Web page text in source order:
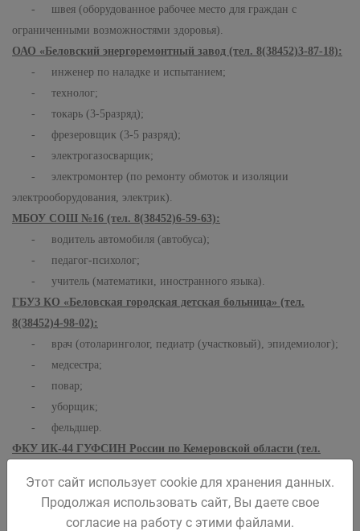
- швея (оборудованное рабочее место для граждан с
ограниченными возможностями здоровья).
ОАО «Беловский энергоремонтный завод (тел. 8(38452)3-87-18):
- инженер по наладке и испытанием;
- технолог;
- токарь (3-5разряд);
- фрезеровщик (3-5 разряд);
- электрогазосварщик;
- электромонтер (по ремонту обмоток и изоляции
электрооборудования, электрик).
МБОУ СОШ №16 (тел. 8(38452)6-59-63):
- водитель автомобиля (автобуса);
- педагог-психолог;
- учитель (математики, иностранного языка).
ГБУЗ КО «Беловская городская детская больница» (тел.
8(38452)4-98-02):
- врач (отоларинголог, педиатр (участковый), эпидемиолог);
- медсестра;
- повар;
- уборщик;
- фельдшер.
ФКУ ИК-44 ГУФСИН России по Кемеровской области (тел.
- инженер (швейного производства);
- кинолог;
Этот сайт использует cookie для хранения данных.
Продолжая использовать сайт, Вы даете свое
согласие на работу с этими файлами.